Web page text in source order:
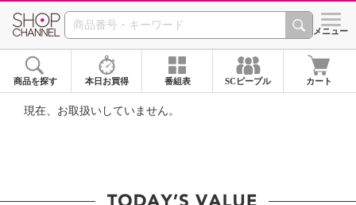
SHOP CHANNEL ショッ
メニュー
商品を探す 本日お買得 番組表 SCピープル カート
現在、お取扱いしていません。